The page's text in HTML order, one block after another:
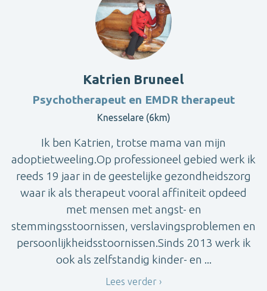
Katrien Bruneel
Psychotherapeut en EMDR therapeut
Knesselare (6km)
Ik ben Katrien, trotse mama van mijn
adoptietweeling.Op professioneel gebied werk ik
reeds 19 jaar in de geestelijke gezondheidszorg
waar ik als therapeut vooral affiniteit opdeed
met mensen met angst- en
stemmingsstoornissen, verslavingsproblemen en
persoonlijkheidsstoornissen.Sinds 2013 werk ik
ook als zelfstandig kinder- en ...
Lees verder